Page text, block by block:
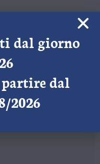
dal giorno
partire dal
2026